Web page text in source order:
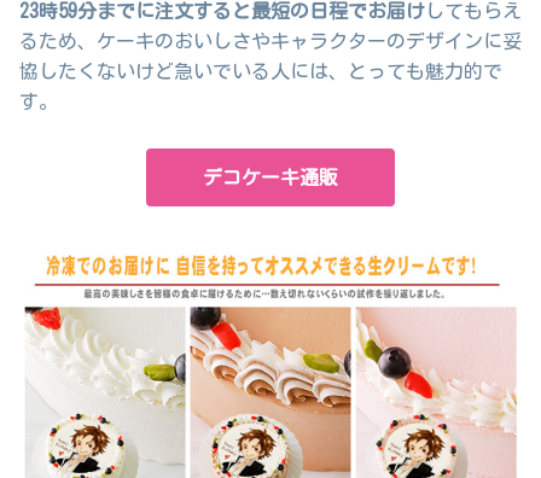
23時59分までに注文すると最短の日程でお届けしてもらえ
るため、ケーキのおいしさやキャラクターのデザインに妥
協したくないけど急いでいる人には、とっても魅力的で
す。
デコケーキ通販